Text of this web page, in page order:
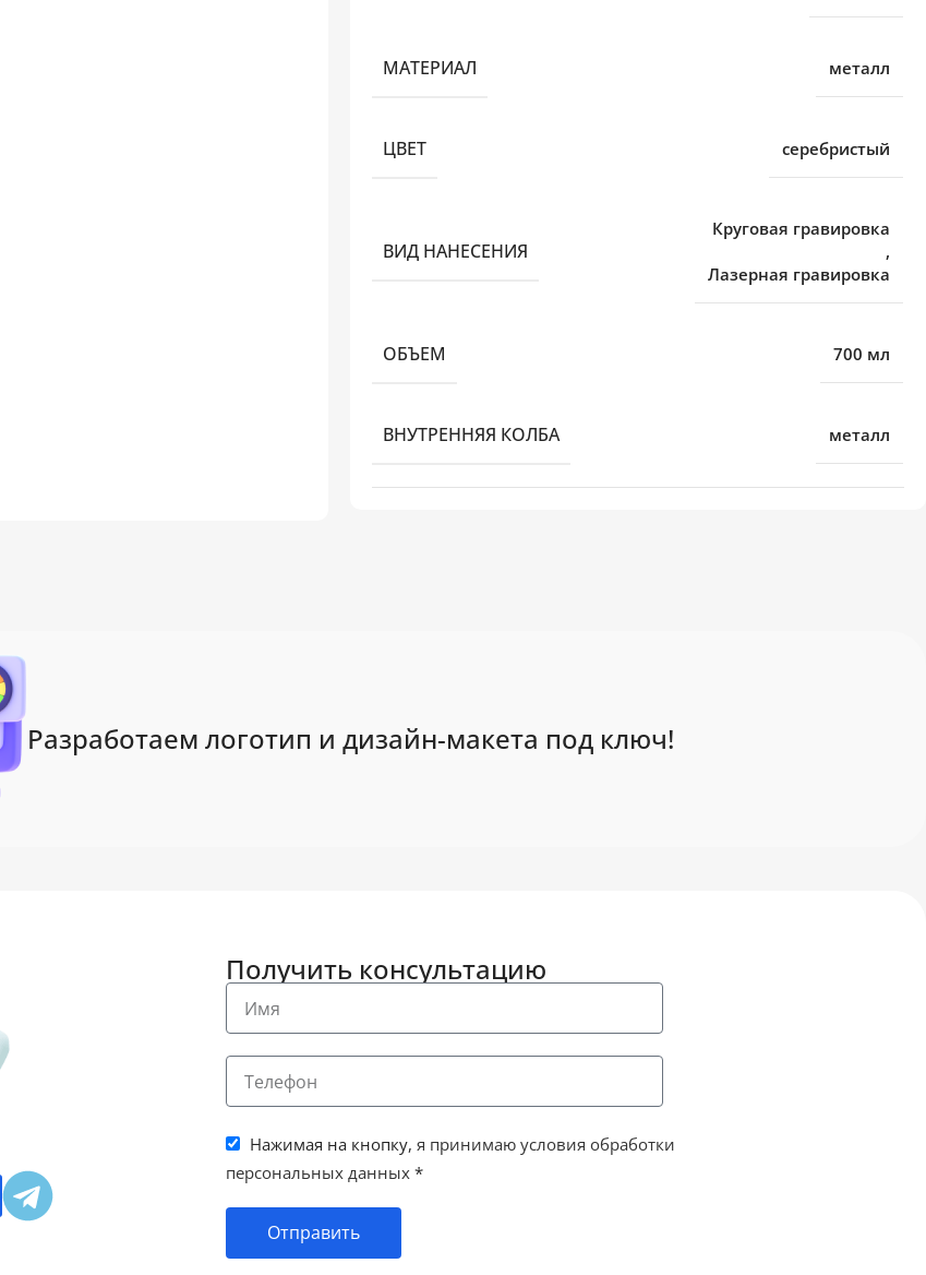
МАТЕРИАЛ металл
ЦВЕТ серебристый
ВИД НАНЕСЕНИЯ
Круговая гравировка
,
Лазерная гравировка
ОБЪЕМ 700 мл
ВНУТРЕННЯЯ КОЛБА металл
Разработаем логотип и дизайн-макета под ключ!
Получить консультацию
Нажимая на кнопку, я принимаю условия обработки
персональных данных *
Отправить